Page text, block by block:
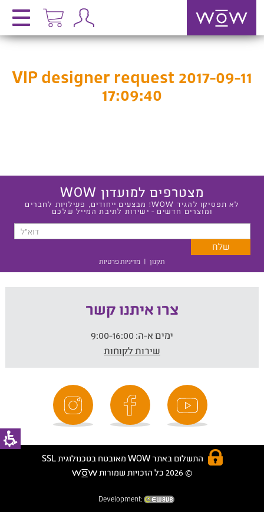
VIP designer request 2017-09-11
17:09:40
מצטרפים למועדון WOW
לא תפסיקו להגיד WOW! מבצעים ייחודים, פעילויות לחברים
ומוצרים חדשים - ישירות לתיבת המייל שלכם
תקנון | מדיניות פרטיות
צרו איתנו קשר
ימים א-ה:
שירות לקוחות
התשלום באתר WOW מאובטח בטכנולוגית SSL
© 2026 כל הזכויות שמורות
Development: